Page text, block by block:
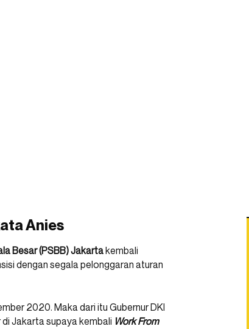
Anies
Besar (PSBB) Jakartakembali
dengan segala pelonggaran aturan
2020. Maka dari itu Gubernur DKI
Jakarta supaya kembali Work From